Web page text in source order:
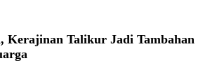
Kerajinan Talikur Jadi Tambahan